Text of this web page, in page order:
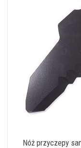
Nóż przyczepy